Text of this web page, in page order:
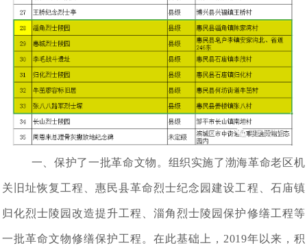
一、保护了一批革命文物。组织实施了渤海革命老区机
关旧址恢复工程、惠民县革命烈士纪念园建设工程、石庙镇
归化烈士陵园改造提升工程、淄角烈士陵园保护修缮工程等
一批革命文物修缮保护工程。在此基础上，2019年以来，积